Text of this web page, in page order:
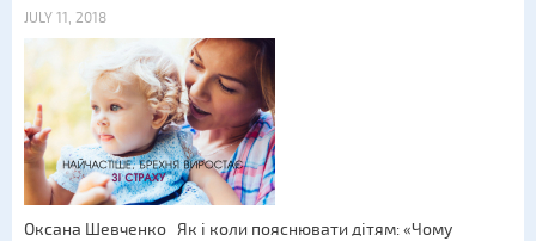
JULY 11, 2018
Оксана Шевченко Як і коли пояснювати дітям: «Чому